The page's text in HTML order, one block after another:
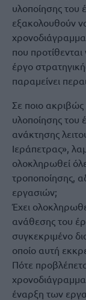
υλοποίησης του
εξακολουθούν
που
έργο
παραμείνει
Σε ποιο ακριβώς
υλοποίησης
ανάκτησης
Ιεράπετρας»,
ολοκληρωθεί
τροποποίησης,
εργασιών;
Έχει
ανάθεσης του
συγκεκριμένο
οποίο αυτή
Πότε
έναρξη των